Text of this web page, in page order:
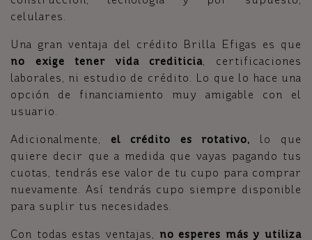
celulares.
Una gran ventaja del crédito Brilla Efigas es que
no exige tener vida crediticia , certificaciones
laborales, ni estudio de crédito. Lo que lo hace una
opción de financiamiento muy amigable con el
usuario.
Adicionalmente, el crédito es rotativo, lo que
quiere decir que a medida que vayas pagando tus
cuotas, tendrás ese valor de tu cupo para comprar
nuevamente. Así tendrás cupo siempre disponible
para suplir tus necesidades.
Con todas estas ventajas, no esperes más y utiliza